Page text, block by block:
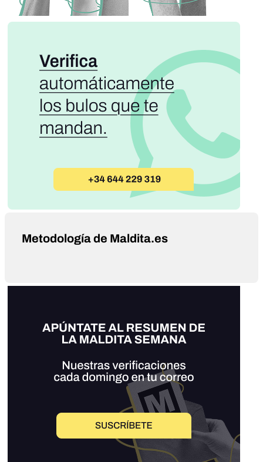
Metodología de Maldita.es